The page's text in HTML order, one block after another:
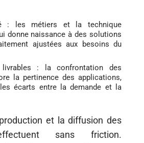
: les métiers et la technique
donne naissance à des solutions
ajustées aux besoins du
: la confrontation des
la pertinence des applications,
écarts entre la demande et la
et la diffusion des
sans friction.